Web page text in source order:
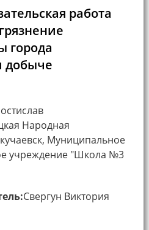
работа
города
добыче
Народная
Муниципальное
учреждение "Школа №3
Свергун Виктория